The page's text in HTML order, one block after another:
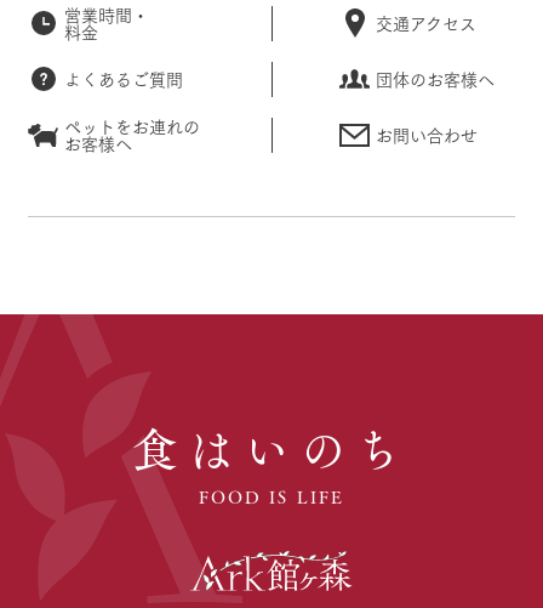
営業時間・
料金 交通アクセス
よくあるご質問
団体のお客様へ
ペットをお連れの
お客様へ お問い合わせ
食はいのち
FOOD IS LIFE